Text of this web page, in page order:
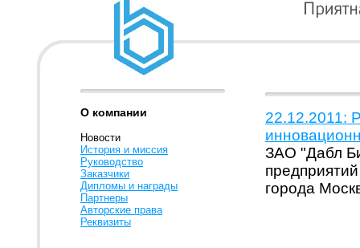
О компании
Новости
История и миссия
Руководство
Заказчики
Дипломы и награды
Партнеры
Авторские права
Реквизиты
22.12.2011:
ЗАО "Дабл
города